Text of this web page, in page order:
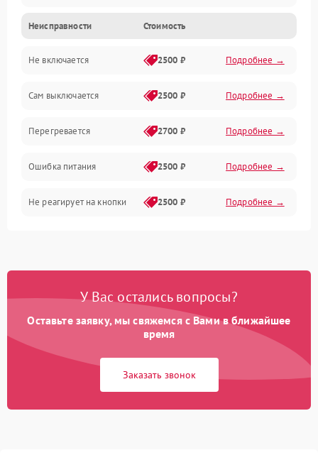
Неисправности Стоимость
Не включается 2500 ₽ Подробнее →
Сам выключается 2500 ₽ Подробнее →
Перегревается 2700 ₽ Подробнее →
Ошибка питания 2500 ₽ Подробнее →
Не реагирует на кнопки 2500 ₽ Подробнее →
У Вас остались вопросы?
Оставьте заявку, мы свяжемся с Вами в ближайшее
время
Заказать звонок